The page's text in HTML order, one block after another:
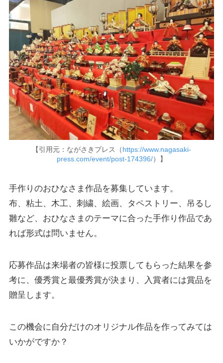
【引用元：ながさきプレス（ https://www.nagasaki-
press.com/event/post-174396/）】
手作りのおひなさま作品を募集しています。
布、粘土、木工、刺繍、絵画、タペストリー、吊るし
雛など、おひなさまのテーマに合った手作り作品であ
れば形式は問いません。
応募作品は来場者の皆様に投票してもらった結果を参
考に、優秀賞と最優秀賞が決まり、入賞者には賞品を
贈呈します。
この機会に自分だけのオリジナル作品を作ってみては
いかがですか？